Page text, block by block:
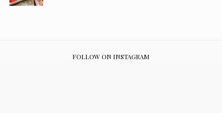
FOLLOW ON INSTAGRAM